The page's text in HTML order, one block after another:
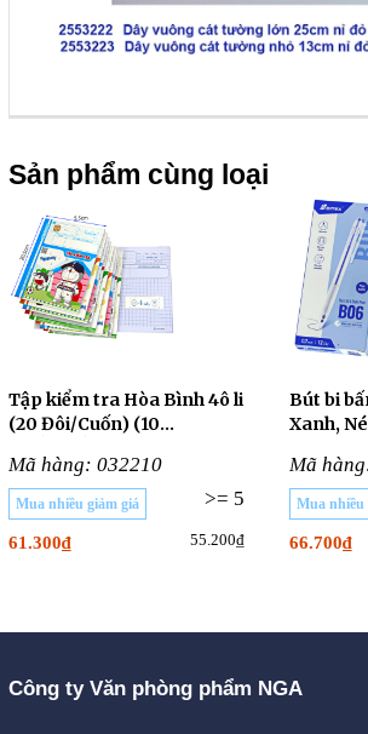
Sản phẩm cùng loại
Tập kiểm tra Hòa Bình 4ô li
(20 Đôi/Cuốn) (10
Mã hàng: 032210
>= 5
Mua nhiều giảm giá
61.300₫ 55.200₫
Bút bi
Xanh,
Mã
Mua nhiều
66.700₫
Công ty Văn phòng phẩm NGA